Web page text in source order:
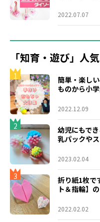
2022.07.07
「知育・遊び」人
1
簡単・楽し
ものから小
2022.12.09
2
幼児にもで
乳パックや
2023.02.04
3
折り紙1枚で
ト＆指輪】
2022.02.02